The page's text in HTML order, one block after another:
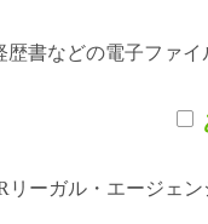
書などの電子ファイ
ーガル・エージェン